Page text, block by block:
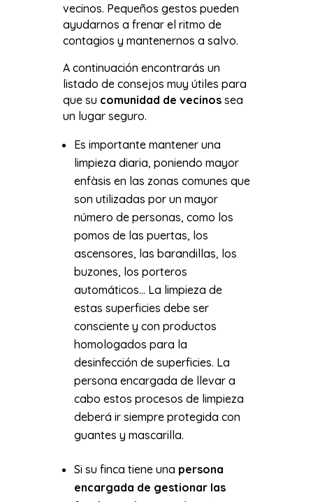
vecinos. Pequeños gestos pueden
ayudarnos a frenar el ritmo de
contagios y mantenernos a salvo.
A continuación encontrarás un
listado de consejos muy útiles para
que su comunidad de vecinossea
un lugar seguro.
Es importante mantener una
limpieza diaria, poniendo mayor
enfàsis en las zonas comunes que
son utilizadas por un mayor
número de personas, como los
pomos de las puertas, los
ascensores, las barandillas, los
buzones, los porteros
automáticos… La limpieza de
estas superficies debe ser
consciente y con productos
homologados para la
desinfección de superficies. La
persona encargada de llevar a
cabo estos procesos de limpieza
deberá ir siempre protegida con
guantes y mascarilla.
Si su finca tiene una persona
encargada de gestionar las